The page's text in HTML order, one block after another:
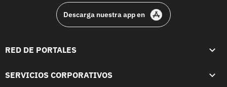
Descarga nuestra app en
RED DE PORTALES
SERVICIOS CORPORATIVOS